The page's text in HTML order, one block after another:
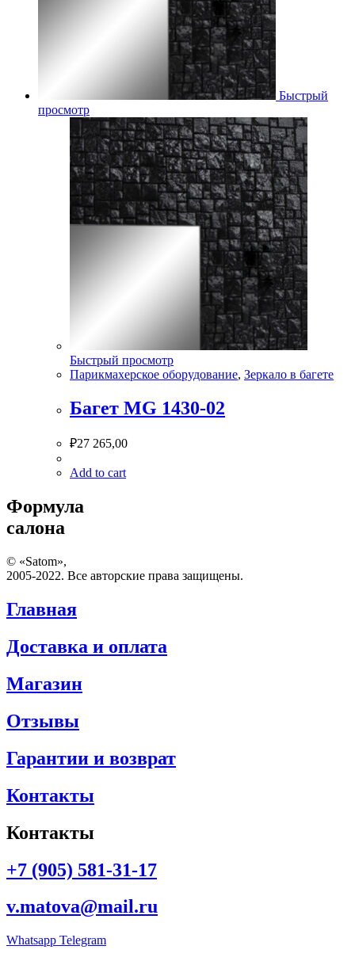
Быстрый
просмотр
Быстрый просмотр
Парикмахерское оборудование, Зеркало в багете
Багет MG 1430-02
₽27 265,00
Add to cart
Формула
салона
© «Satom»,
2005-2022. Все авторские права защищены.
Главная
Доставка и оплата
Магазин
Отзывы
Гарантии и возврат
Контакты
Контакты
+7 (905) 581-31-17
v.matova@mail.ru
Whatsapp Telegram